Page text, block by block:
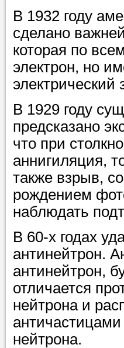
советам,
репетитора
Совет 2.
заявку на
то в поле
укажите как
чтобы мы
самого
репетитора.
Мы
в
В 1932 году
сделано
которая по
электрон, но
В 1929 году
предсказано
что при
аннигиляция,
также взрыв,
рождением
наблюдать
В 60-х годах
антинейтрон.
антинейтрон,
отличается
нейтрона и
нейтрона.